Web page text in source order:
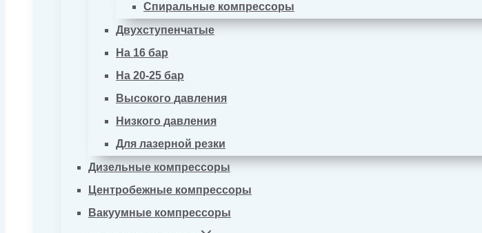
Спиральные компрессоры
Двухступенчатые
На 16 бар
На 20-25 бар
Высокого давления
Низкого давления
Для лазерной резки
Дизельные компрессоры
Центробежные компрессоры
Вакуумные компрессоры